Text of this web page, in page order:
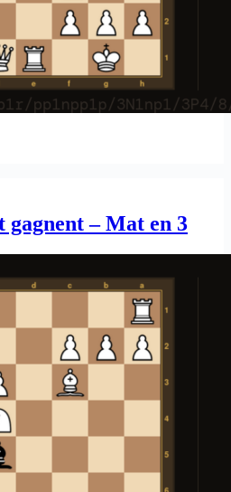
gagnent – Mat en 3